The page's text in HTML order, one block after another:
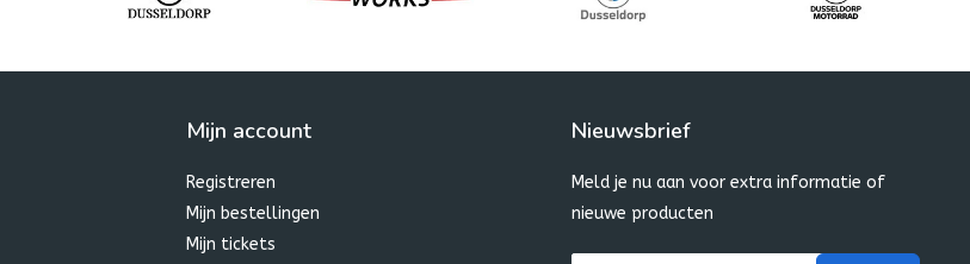
Mijn account
Registreren
Mijn bestellingen
Mijn tickets
Nieuwsbrief
Meld je nu aan voor extra informatie of
nieuwe producten